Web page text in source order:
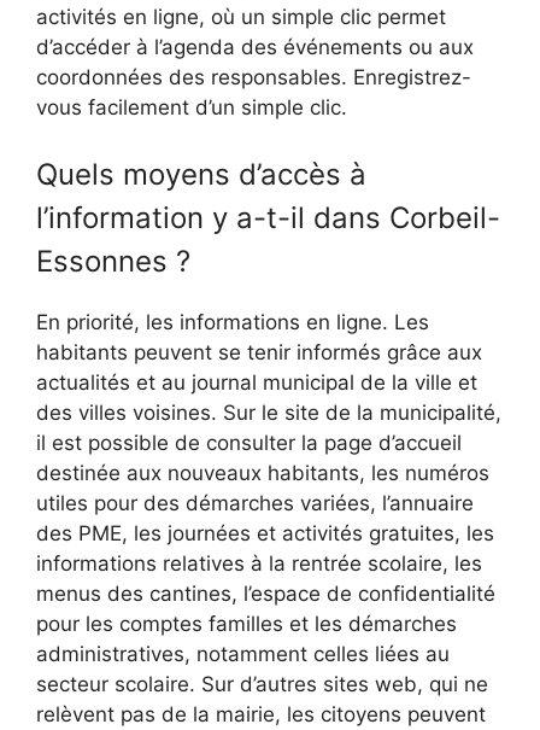
activités en ligne, où un simple clic permet
d’accéder à l’agenda des événements ou aux
coordonnées des responsables. Enregistrez-
vous facilement d’un simple clic.
Quels moyens d’accès à
l’information y a-t-il dans Corbeil-
Essonnes ?
En priorité, les informations en ligne. Les
habitants peuvent se tenir informés grâce aux
actualités et au journal municipal de la ville et
des villes voisines. Sur le site de la municipalité,
il est possible de consulter la page d’accueil
destinée aux nouveaux habitants, les numéros
utiles pour des démarches variées, l’annuaire
des PME, les journées et activités gratuites, les
informations relatives à la rentrée scolaire, les
menus des cantines, l’espace de confidentialité
pour les comptes familles et les démarches
administratives, notamment celles liées au
secteur scolaire. Sur d’autres sites web, qui ne
relèvent pas de la mairie, les citoyens peuvent